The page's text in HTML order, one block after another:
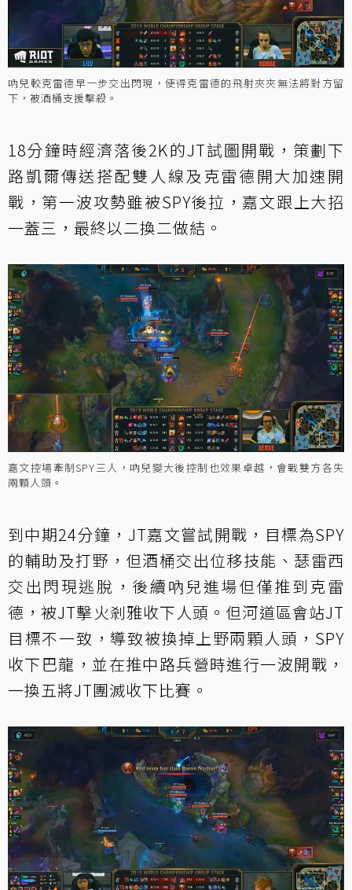
吶兒較克雷德早一步交出閃現，使得克雷德的飛射夾夾無法將對方留
下，被酒桶支援擊殺。
18分鐘時經濟落後2K的JT試圖開戰，策劃下
路凱爾傳送搭配雙人線及克雷德開大加速開
戰，第一波攻勢雖被SPY後拉，嘉文跟上大招
一蓋三，最終以二換二做結。
嘉文控場牽制SPY三人，吶兒變大後控制也效果卓越，會戰雙方各失
兩顆人頭。
到中期24分鐘，JT嘉文嘗試開戰，目標為SPY
的輔助及打野，但酒桶交出位移技能、瑟雷西
交出閃現逃脫，後續吶兒進場但僅推到克雷
德，被JT擊火剎雅收下人頭。但河道區會站JT
目標不一致，導致被換掉上野兩顆人頭，SPY
收下巴龍，並在推中路兵營時進行一波開戰，
一換五將JT團滅收下比賽。